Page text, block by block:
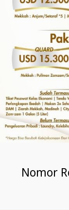
Nomor